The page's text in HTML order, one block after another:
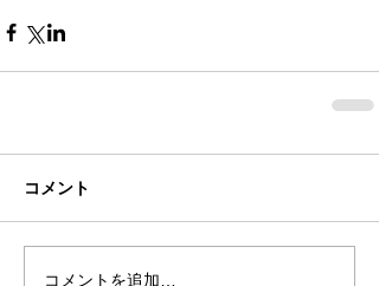
コメント
コメントを追加…